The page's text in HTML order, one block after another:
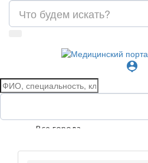
person_pin
Все города